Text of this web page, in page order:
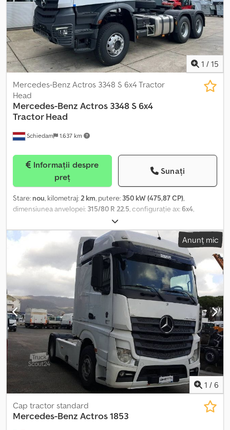
1 / 15
Schiedam 1.637 km
Mercedes-Benz Actros 3348 S 6x4 Tractor
Head
Mercedes-Benz Actros 3348 S 6x4
Tractor Head
preț
Sunați
Stare: nou, kilometraj:2 km, putere: 350 kW (475,87 CP),
dimensiunea anvelopei: 315/80 R 22.5, configurație ax:6x4,
, capacitatea rezervorului de combustibil:
940 l, culoare:alb, cabină șofer:cabina de dormit, tip de
angrenaj:
, numărul de trepte de viteză:12, clasă de emisii:
Euro 3, suspensie: oțel, An de fabricație:2026, Dotări:ABS, aer
condiționat, pilot automat de viteză, reglare electrică a
geamurilor, servodirecție, închidere centralizată, - Decuplare
motor - Iluminare cu xenon - Parasolar - Radio - Radio / CD player -
Trusă de scule - Încălzire - Aerotermă Codpfx Aoy Rt Ntspmerf -
Bluetooth - Cabină de dormit - Rezervor de combustibil din
aluminiu - Suspensie pe arcuri - Ușă laterală - Încălzire
Anunț mic
1 / 6
Cap tractor standard
Mercedes-Benz Actros 1853